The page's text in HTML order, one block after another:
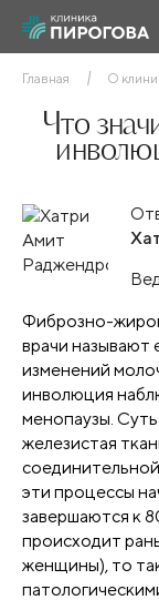
Главная О
Что
Фиброзно-
врачи называют
изменений
инволюция
менопаузы.
железистая
эти процессы
завершаются к
происходит
женщины), то